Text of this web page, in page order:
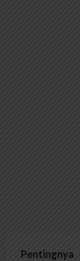
Pentingnya